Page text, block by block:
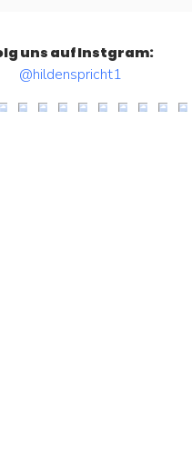
uns auf Instgram:
@hildenspricht1